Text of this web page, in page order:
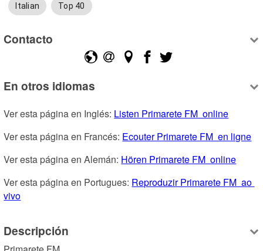
Italian Top 40
Contacto
En otros idiomas
Ver esta página en Inglés: Listen Primarete FM  online
Ver esta página en Francés: Ecouter Primarete FM  en ligne
Ver esta página en Alemán: Hören Primarete FM  online
Ver esta página en Portugues: Reproduzir Primarete FM  ao
vivo
Descripción